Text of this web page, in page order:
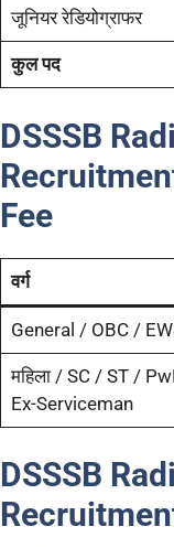
जूनियर रेडियोग्राफर
कुल पद
DSSSB
Fee
वर्ग
General / OBC /
महिला / SC / ST /
Ex-Serviceman
DSSSB